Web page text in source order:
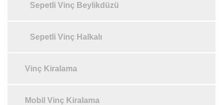
Sepetli Vinç Beylikdüzü
Sepetli Vinç Halkalı
Vinç Kiralama
Mobil Vinç Kiralama